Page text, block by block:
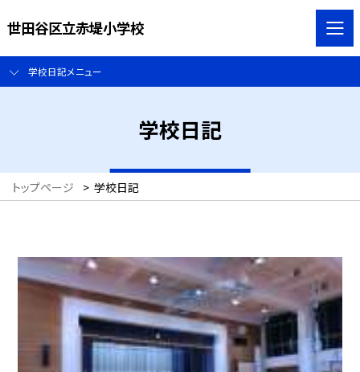
世田谷区立赤堤小学校
学校日記メニュー
学校日記
トップページ > 学校日記